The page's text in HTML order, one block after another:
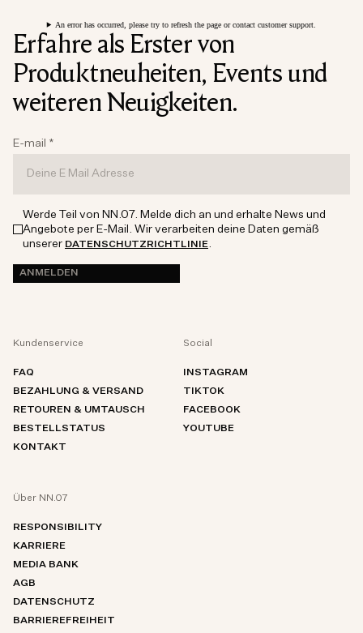
An error has occurred, please try to refresh the page or contact customer support.
Erfahre als Erster von
Produktneuheiten, Events und
weiteren Neuigkeiten.
E-mail *
Werde Teil von NN.07. Melde dich an und erhalte News und
Angebote per E-Mail. Wir verarbeiten deine Daten gemäß
unserer DATENSCHUTZRICHTLINIE.
ANMELDEN
Kundenservice
FAQ
BEZAHLUNG & VERSAND
RETOUREN & UMTAUSCH
BESTELLSTATUS
KONTAKT
Social
INSTAGRAM
TIKTOK
FACEBOOK
YOUTUBE
Über NN.07
RESPONSIBILITY
KARRIERE
MEDIA BANK
AGB
DATENSCHUTZ
BARRIEREFREIHEIT